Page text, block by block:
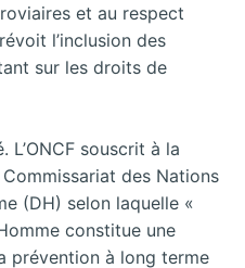
et au respect
l’inclusion des
sur les droits de
souscrit à la
des Nations
(DH) selon laquelle «
constitue une
prévention à long terme